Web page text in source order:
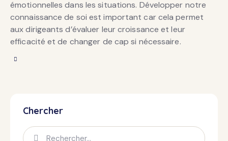
émotionnelles dans les situations. Développer notre
connaissance de soi est important car cela permet
aux dirigeants d’évaluer leur croissance et leur
efficacité et de changer de cap si nécessaire.
Chercher